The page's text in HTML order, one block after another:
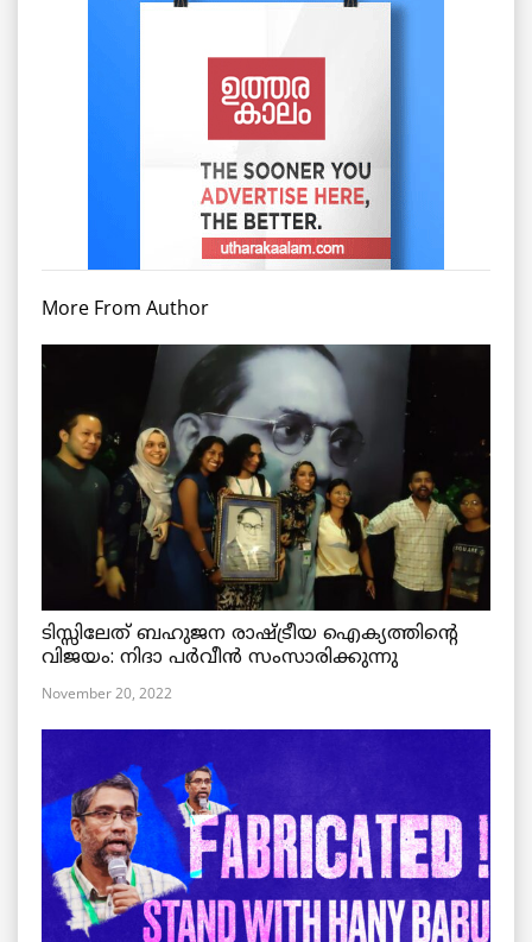
More From Author
ടിസ്സിലേത് ബഹുജന രാഷ്ട്രീയ ഐക്യത്തിന്റെ
വിജയം: നിദാ പർവീൻ സംസാരിക്കുന്നു
November 20, 2022